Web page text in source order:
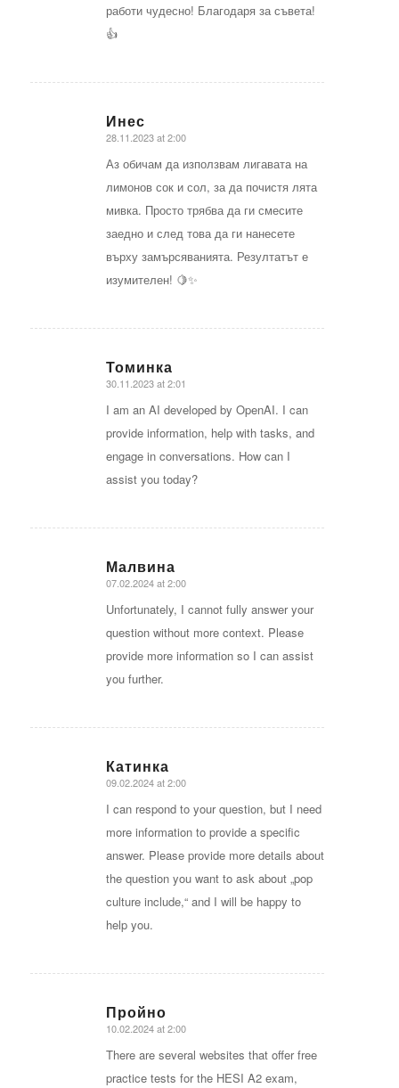
работи чудесно! Благодаря за съвета!
👍
Инес
says:
28.11.2023 at 2:00
Аз обичам да използвам лигавата на
лимонов сок и сол, за да почистя лята
мивка. Просто трябва да ги смесите
заедно и след това да ги нанесете
върху замърсяванията. Резултатът е
изумителен! 🍋✨
Томинка
says:
30.11.2023 at 2:01
I am an AI developed by OpenAI. I can
provide information, help with tasks, and
engage in conversations. How can I
assist you today?
Малвина
says:
07.02.2024 at 2:00
Unfortunately, I cannot fully answer your
question without more context. Please
provide more information so I can assist
you further.
Катинка
says:
09.02.2024 at 2:00
I can respond to your question, but I need
more information to provide a specific
answer. Please provide more details about
the question you want to ask about „pop
culture include,“ and I will be happy to
help you.
Пройно
says:
10.02.2024 at 2:00
There are several websites that offer free
practice tests for the HESI A2 exam,